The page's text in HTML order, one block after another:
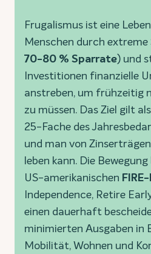
Frugalismus ist eine
Menschen durch
70-80 % Sparrate) und
Investitionen finanzielle
anstreben, um frühzeitig
zu müssen. Das Ziel gilt
25-Fache des
und man von
leben kann. Die
US-amerikanischen
Independence, Retire
einen dauerhaft
minimierten Ausgaben in
Mobilität, Wohnen und